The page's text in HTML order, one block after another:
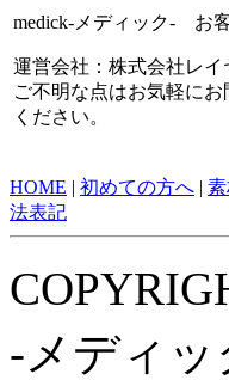
medick-メディック- お
運営会社：株式会社レイ
ご不明な点はお気軽に
ください。
HOME | 初めての方へ |
法表記
-メディッ